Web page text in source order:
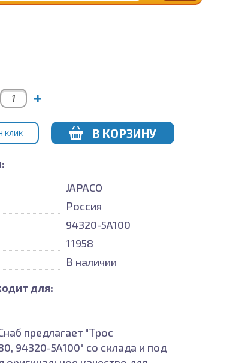
КЛИК В КОРЗИНУ
JAPACO
Россия
94320-5A100
11958
В наличии
для:
предлагает "Трос
94320-5A100" со склада и под